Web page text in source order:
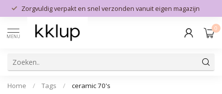
Zorgvuldig verpakt en snel verzonden vanuit eigen magazijn
MENU
0
Home / Tags / ceramic 70's